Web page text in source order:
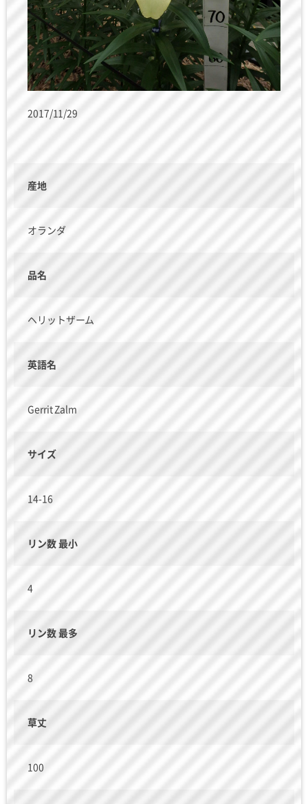
2017/11/29
産地
オランダ
品名
ヘリットザーム
英語名
Gerrit Zalm
サイズ
14-16
リン数 最小
4
リン数 最多
8
草丈
100